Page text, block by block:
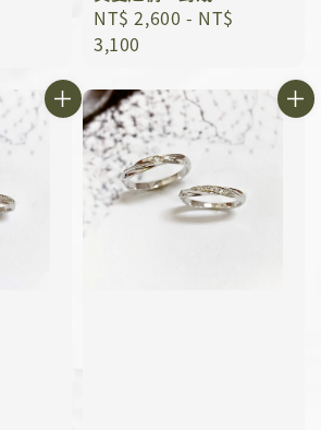
Regular
price
NT$ 2,600 - NT$
3,100